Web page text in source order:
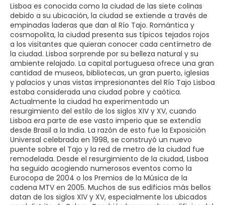
Lisboa es conocida como la ciudad de las siete colinas
debido a su ubicación, la ciudad se extiende a través de
empinadas laderas que dan al Río Tajo. Romántica y
cosmopolita, la ciudad presenta sus típicos tejados rojos
a los visitantes que quieran conocer cada centímetro de
la ciudad. Lisboa sorprende por su belleza natural y su
ambiente relajado. La capital portuguesa ofrece una gran
cantidad de museos, bibliotecas, un gran puerto, iglesias
y palacios y unas vistas impresionantes del Río Tajo Lisboa
estaba considerada una ciudad pobre y caótica.
Actualmente la ciudad ha experimentado un
resurgimiento del estilo de los siglos XIV y XV, cuando
Lisboa era parte de ese vasto imperio que se extendía
desde Brasil a la India. La razón de esto fue la Exposición
Universal celebrada en 1998, se construyó un nuevo
puente sobre el Tajo y la red de metro de la ciudad fue
remodelada. Desde el resurgimiento de la ciudad, Lisboa
ha seguido acogiendo numerosos eventos como la
Eurocopa de 2004 o los Premios de la Música de la
cadena MTV en 2005. Muchos de sus edificios más bellos
datan de los siglos XIV y XV, especialmente los ubicados